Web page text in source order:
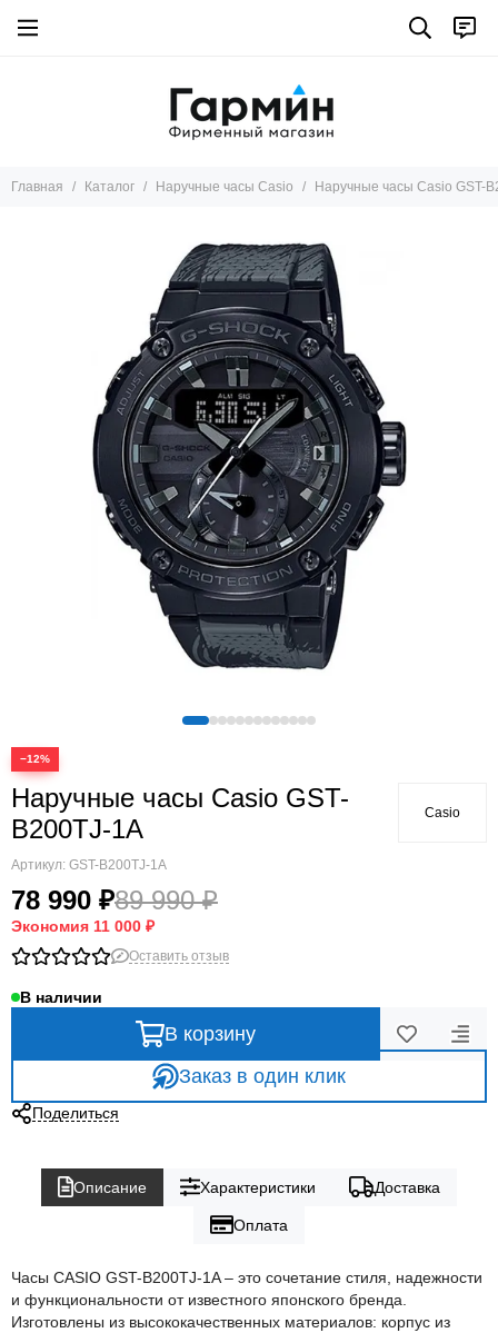
Главная Каталог Наручные часы Casio Наручные часы Casio GST-
−12%
Наручные часы Casio GST-
B200TJ-1A
Артикул: GST-B200TJ-1A
78 990 ₽89 990 ₽
Экономия 11 000 ₽
Casio
Оставить отзыв
В наличии
В корзину
Заказ в один клик
Поделиться
Описание Характеристики Доставка
Оплата
Часы CASIO GST-B200TJ-1A – это сочетание стиля, надежности
и функциональности от известного японского бренда.
Изготовлены из высококачественных материалов: корпус из